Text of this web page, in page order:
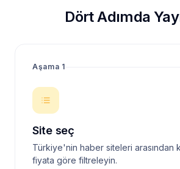
Dört Adımda
Aşama 1
Site seç
Türkiye'nin haber siteleri arasından
fiyata göre filtreleyin.